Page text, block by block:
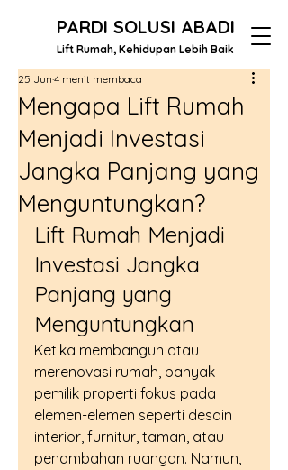
PARDI SOLUSI ABADI
Lift Rumah, Kehidupan Lebih Baik
Mengapa Lift Rumah
Menjadi Investasi
Jangka Panjang yang
Menguntungkan?
25 Jun 4 menit membaca
Lift Rumah Menjadi
Investasi Jangka
Panjang yang
Menguntungkan
Ketika membangun atau
merenovasi rumah, banyak
pemilik properti fokus pada
elemen-elemen seperti desain
interior, furnitur, taman, atau
penambahan ruangan. Namun,